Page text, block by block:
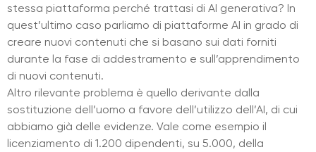
stessa piattaforma perché trattasi di AI generativa? In
quest’ultimo caso parliamo di piattaforme AI in grado di
creare nuovi contenuti che si basano sui dati forniti
durante la fase di addestramento e sull’apprendimento
di nuovi contenuti.
Altro rilevante problema è quello derivante dalla
sostituzione dell’uomo a favore dell’utilizzo dell’AI, di cui
abbiamo già delle evidenze. Vale come esempio il
licenziamento di 1.200 dipendenti, su 5.000, della